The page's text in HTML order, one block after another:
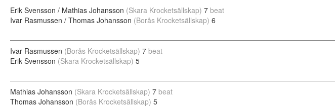
Erik Svensson / Mathias Johansson (Skara Krocketsällskap) 7 beat
Ivar Rasmussen / Thomas Johansson (Borås Krocketsällskap) 6
Ivar Rasmussen (Borås Krocketsällskap) 7 beat
Erik Svensson (Skara Krocketsällskap) 5
Mathias Johansson (Skara Krocketsällskap) 7 beat
Thomas Johansson (Borås Krocketsällskap) 5